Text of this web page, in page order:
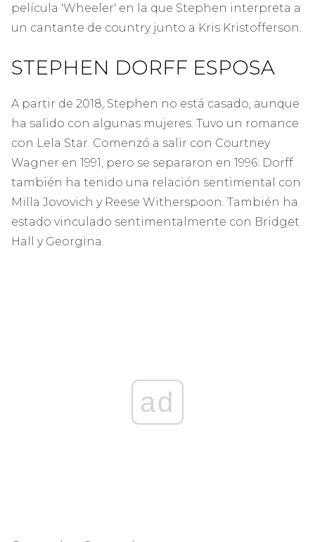
película 'Wheeler' en la que Stephen interpreta a
un cantante de country junto a Kris Kristofferson.
STEPHEN DORFF ESPOSA
A partir de 2018, Stephen no está casado, aunque
ha salido con algunas mujeres. Tuvo un romance
con Lela Star. Comenzó a salir con Courtney
Wagner en 1991, pero se separaron en 1996. Dorff
también ha tenido una relación sentimental con
Milla Jovovich y Reese Witherspoon. También ha
estado vinculado sentimentalmente con Bridget
Hall y Georgina.
ad